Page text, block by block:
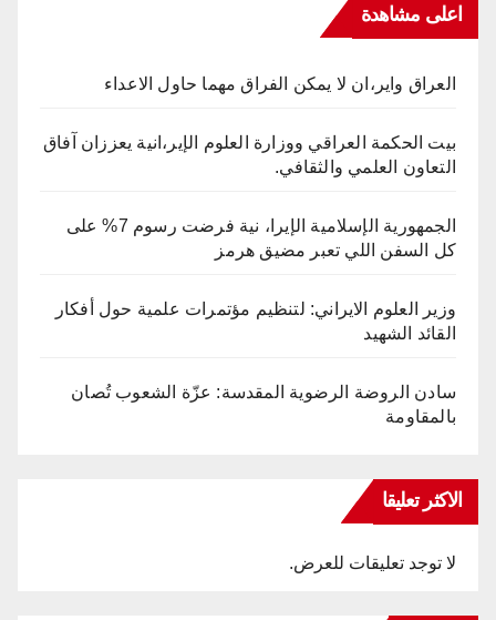
اعلى مشاهدة
العراق واير،ان لا يمكن الفراق مهما حاول الاعداء
بيت الحكمة العراقي ووزارة العلوم الإير،انية يعززان آفاق
التعاون العلمي والثقافي.
الجمهورية الإسلامية الإيرا، نية فرضت رسوم 7% على
كل السفن اللي تعبر مضيق هرمز
وزير العلوم الايراني: لتنظيم مؤتمرات علمية حول أفكار
القائد الشهيد
سادن الروضة الرضوية المقدسة: عزّة الشعوب تُصان
بالمقاومة
الاكثر تعليقا
لا توجد تعليقات للعرض.